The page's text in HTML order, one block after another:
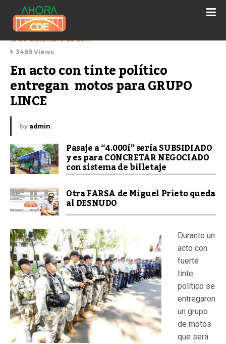
13 de diciembre de 2017
3469 Views
En acto con tinte político
entregan  motos para GRUPO
LINCE
by admin
Pasaje a “4.000í” sería SUBSIDIADO
y es para CONCRETAR NEGOCIADO
con sistema de billetaje
Otra FARSA de Miguel Prieto queda
al DESNUDO
Durante un
acto con
fuerte
tinte
político se
entregaron
un grupo
de motos
que será